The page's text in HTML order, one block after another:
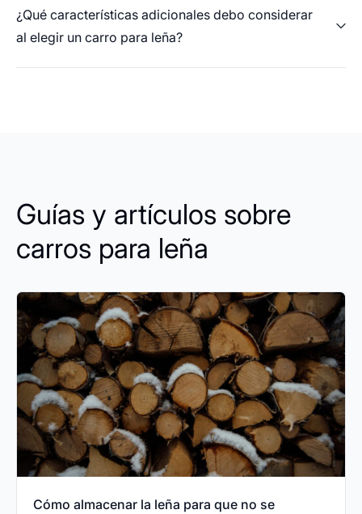
¿Qué características adicionales debo considerar
al elegir un carro para leña?
Guías y artículos sobre
carros para leña
Cómo almacenar la leña para que no se